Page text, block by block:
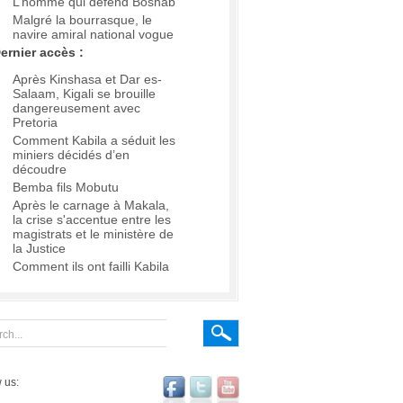
Malgré la bourrasque, le
navire amiral national vogue
accès :
Après Kinshasa et Dar es-
Salaam, Kigali se brouille
dangereusement avec
Pretoria
Comment Kabila a séduit les
miniers décidés d’en
découdre
Bemba fils Mobutu
Après le carnage à Makala,
la crise s'accentue entre les
magistrats et le ministère de
la Justice
Comment ils ont failli Kabila
us: